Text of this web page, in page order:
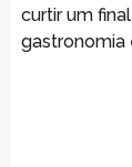
curtir um
gastronomia